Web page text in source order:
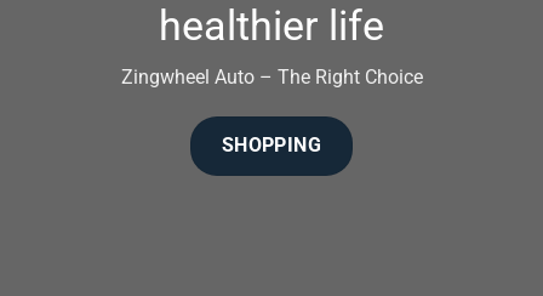
healthier life
Zingwheel Auto – The Right Choice
SHOPPING